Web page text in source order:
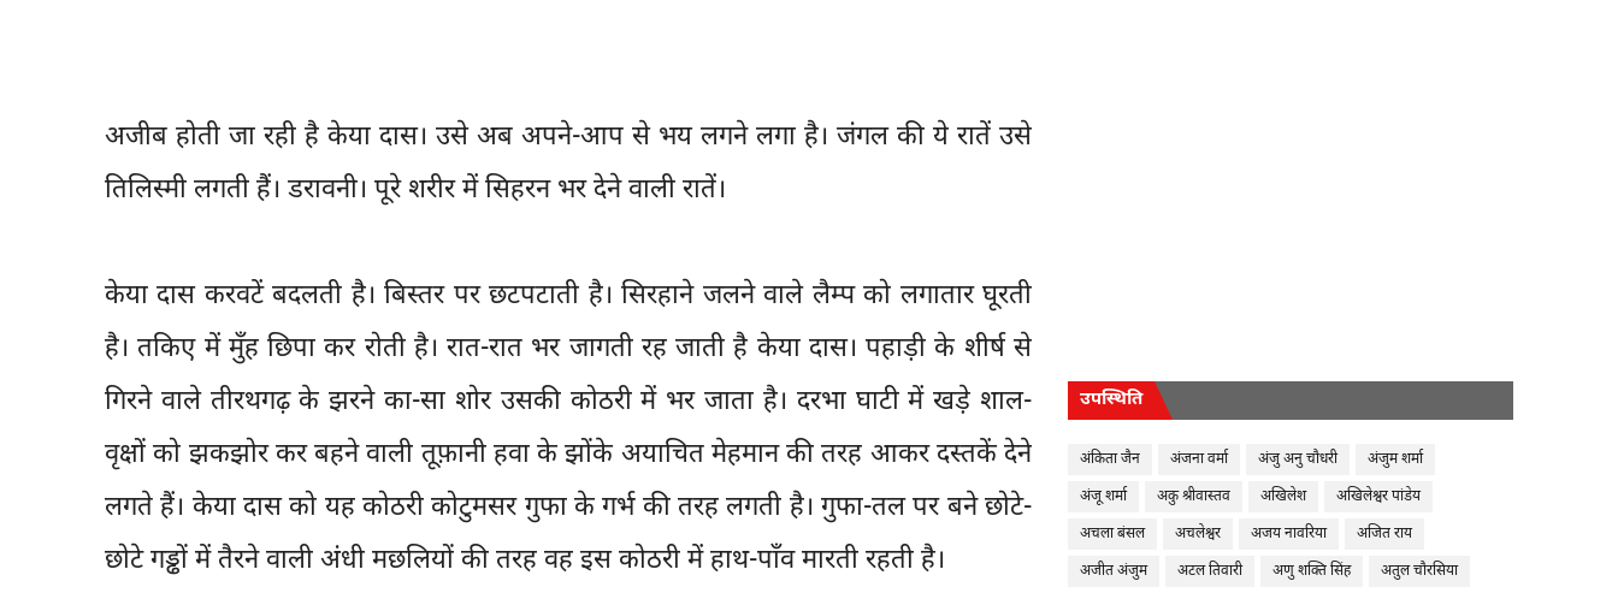
अजीब होती जा रही है केया दास। उसे अब अपने-आप से भय लगने लगा है। जंगल की ये रातें उसे
तिलिस्मी लगती हैं। डरावनी। पूरे शरीर में सिहरन भर देने वाली रातें।
केया दास करवटें बदलती है। बिस्तर पर छटपटाती है। सिरहाने जलने वाले लैम्प को लगातार घूरती
है। तकिए में मुँह छिपा कर रोती है। रात-रात भर जागती रह जाती है केया दास। पहाड़ी के शीर्ष से
गिरने वाले तीरथगढ़ के झरने का-सा शोर उसकी कोठरी में भर जाता है। दरभा घाटी में खड़े शाल-
वृक्षों को झकझोर कर बहने वाली तूफ़ानी हवा के झोंके अयाचित मेहमान की तरह आकर दस्तकें देने
लगते हैं। केया दास को यह कोठरी कोटुमसर गुफा के गर्भ की तरह लगती है। गुफा-तल पर बने छोटे-
छोटे गड्ढों में तैरने वाली अंधी मछलियों की तरह वह इस कोठरी में हाथ-पाँव मारती रहती है।
उपस्थिति
अंकिता जैन अंजना वर्मा अंजु अनु चौधरी
अंजुम शर्मा
अंजू शर्मा
अकु श्रीवास्तव अखिलेश
अखिलेश्वर पांडेय
अचला बंसल
अचलेश्वर अजय नावरिया
अजित राय
अजीत अंजुम
अटल तिवारी अणु शक्ति सिंह
अतुल चौरसिया